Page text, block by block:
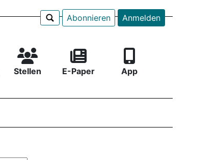
Abonnieren Anmelden
Stellen E-Paper App